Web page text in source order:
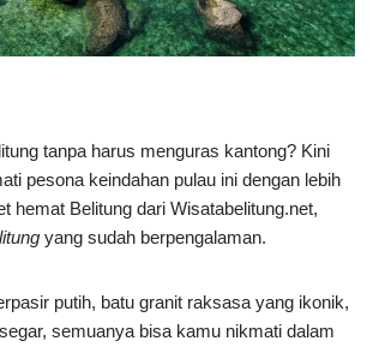
tanpa harus menguras kantong? Kini
pesona keindahan pulau ini dengan lebih
hemat Belitung dari Wisatabelitung.net,
yang sudah berpengalaman.
putih, batu granit raksasa yang ikonik,
semuanya bisa kamu nikmati dalam